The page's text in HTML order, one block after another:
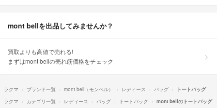
mont bellを出品してみませんか？
買取よりも高値で売れる!
まずはmont bellの売れ筋価格をチェック
ラクマ ブランド一覧 mont bell（モンベル） レディース バッグ
トートバッグ
ラクマ
カテゴリ一覧 レディース バッグ トートバッグ mont bellのトートバッグ